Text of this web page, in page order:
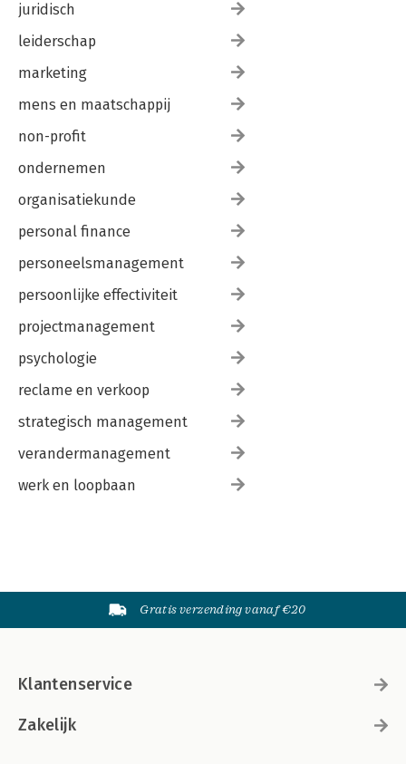
juridisch
leiderschap
marketing
mens en maatschappij
non-profit
ondernemen
organisatiekunde
personal finance
personeelsmanagement
persoonlijke effectiviteit
projectmanagement
psychologie
reclame en verkoop
strategisch management
verandermanagement
werk en loopbaan
Gratis verzending vanaf €20
Klantenservice
Zakelijk